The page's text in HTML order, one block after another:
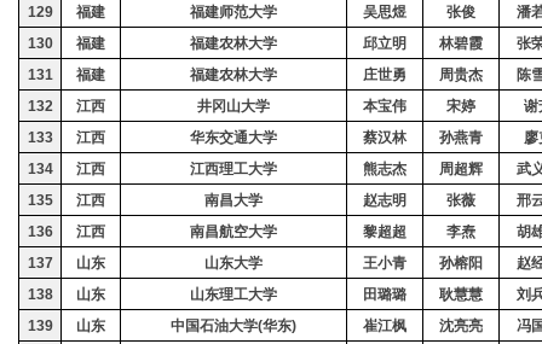
129
福建 福建师范大学 吴思煜 张俊
潘
130
福建 福建农林大学 邱立明 林碧霞
张
131
福建 福建农林大学 庄世勇 周贵杰
陈
132
江西 井冈山大学 本宝伟 宋婷
谢
133
江西 华东交通大学 蔡汉林 孙燕青
廖
134
江西 江西理工大学 熊志杰 周超辉
武
135
江西 南昌大学 赵志明 张薇
邢
136
江西 南昌航空大学 黎超超 李焘
胡
137
山东 山东大学 王小青 孙榕阳
赵
138
山东 山东理工大学 田璐璐 耿慧慧
刘
139
山东 中国石油大学(华东) 崔江枫 沈亮亮
冯